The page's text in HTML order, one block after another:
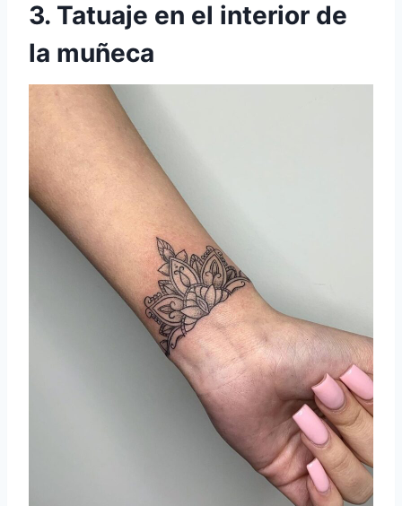
3. Tatuaje en el interior de
la muñeca